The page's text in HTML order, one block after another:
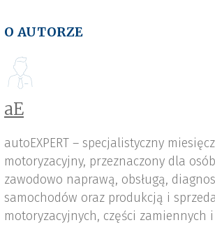
O AUTORZE
aE
autoEXPERT – specjalistyczny
motoryzacyjny, przeznaczony dla
zawodowo naprawą, obsługą,
samochodów oraz produkcją i
motoryzacyjnych, części zamiennych